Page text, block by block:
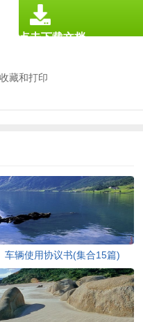
藏和打印
点击下载文档
车辆使用协议书(集合15篇)